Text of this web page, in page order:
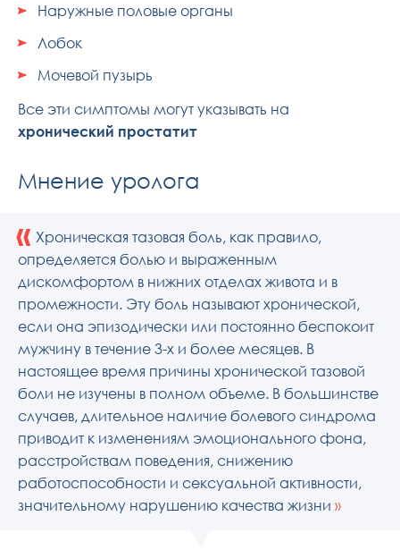
Наружные половые органы
Лобок
Мочевой пузырь
Все эти симптомы могут указывать на
хронический простатит
Мнение уролога
« Хроническая тазовая боль, как правило,
определяется болью и выраженным
дискомфортом в нижних отделах живота и в
промежности. Эту боль называют хронической,
если она эпизодически или постоянно беспокоит
мужчину в течение 3-х и более месяцев. В
настоящее время причины хронической тазовой
боли не изучены в полном объеме. В большинстве
случаев, длительное наличие болевого синдрома
приводит к изменениям эмоционального фона,
расстройствам поведения, снижению
работоспособности и сексуальной активности,
значительному нарушению качества жизни »